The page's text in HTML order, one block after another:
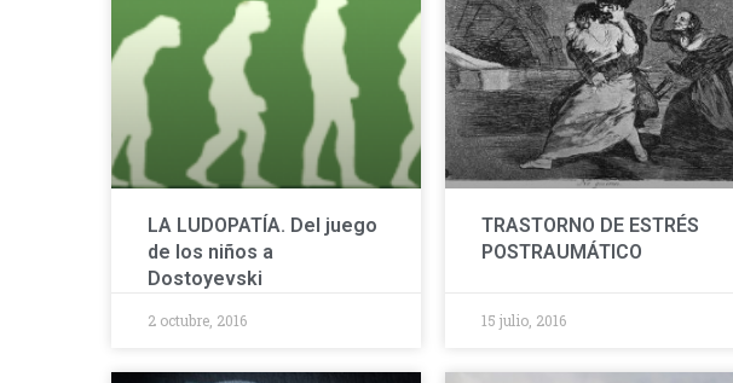
LA LUDOPATÍA. Del juego
de los niños a
Dostoyevski
2 octubre, 2016
TRASTORNO DE ESTRÉS
POSTRAUMÁTICO
15 julio, 2016